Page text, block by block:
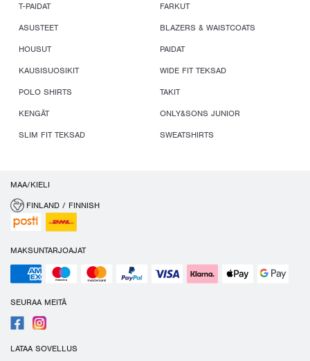
T-PAIDAT
FARKUT
ASUSTEET
BLAZERS & WAISTCOATS
HOUSUT
PAIDAT
KAUSISUOSIKIT
WIDE FIT TEKSAD
POLO SHIRTS
TAKIT
KENGÄT
ONLY&SONS JUNIOR
SLIM FIT TEKSAD
SWEATSHIRTS
MAA/KIELI
FINLAND / FINNISH
MAKSUNTARJOAJAT
SEURAA MEITÄ
LATAA SOVELLUS